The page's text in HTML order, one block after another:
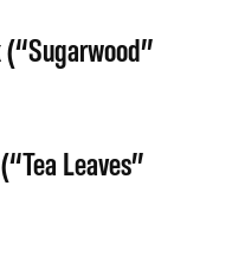
(“Sugarwood”
Leaves”